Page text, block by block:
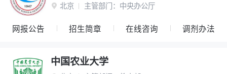
 北京 主管部门： 中央办公厅
网报公告 招生简章 在线咨询 调剂办法
中国农业大学